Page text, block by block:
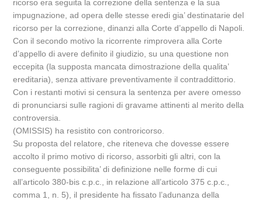
ricorso era seguita la correzione della sentenza e la sua
impugnazione, ad opera delle stesse eredi gia’ destinatarie del
ricorso per la correzione, dinanzi alla Corte d’appello di Napoli.
Con il secondo motivo la ricorrente rimprovera alla Corte
d’appello di avere definito il giudizio, su una questione non
eccepita (la supposta mancata dimostrazione della qualita’
ereditaria), senza attivare preventivamente il contraddittorio.
Con i restanti motivi si censura la sentenza per avere omesso
di pronunciarsi sulle ragioni di gravame attinenti al merito della
controversia.
(OMISSIS) ha resistito con controricorso.
Su proposta del relatore, che riteneva che dovesse essere
accolto il primo motivo di ricorso, assorbiti gli altri, con la
conseguente possibilita’ di definizione nelle forme di cui
all’articolo 380-bis c.p.c., in relazione all’articolo 375 c.p.c.,
comma 1, n. 5), il presidente ha fissato l’adunanza della